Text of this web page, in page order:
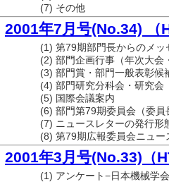
(7) その他
2001年7月号(No.34) （
(1) 第79期部門長からのメッ
(2) 部門企画行事（年次大会
(3) 部門賞・部門一般表彰候
(4) 部門研究分科会・研究会
(5) 国際会議案内
(6) 部門第79期委員会（委員
(7) ニュースレターの発行形
(8) 第79期広報委員会ニュー
2001年3月号(No.33)（
(1) アンケート−日本機械学